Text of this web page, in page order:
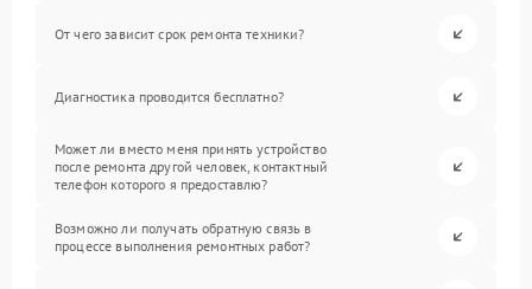
От чего зависит срок ремонта техники?
Диагностика проводится бесплатно?
Может ли вместо меня принять устройство
после ремонта другой человек, контактный
телефон которого я предоставлю?
Возможно ли получать обратную связь в
процессе выполнения ремонтных работ?